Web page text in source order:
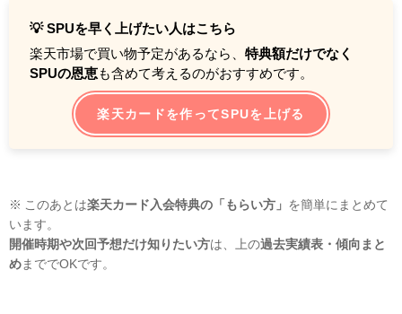
💡 SPUを早く上げたい人はこちら
楽天市場で買い物予定があるなら、 特典額だけでなく
SPUの恩恵も含めて考えるのがおすすめです。
楽天カードを作ってSPUを上げる
※ このあとは楽天カード入会特典の「もらい方」 を簡単にまとめて
います。
開催時期や次回予想だけ知りたい方は、上の過去実績表・傾向まと
め まででOKです。